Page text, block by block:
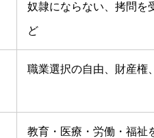
奴隷にならない、拷問を
ど
職業選択の自由、財産権
教育・医療・労働・福祉